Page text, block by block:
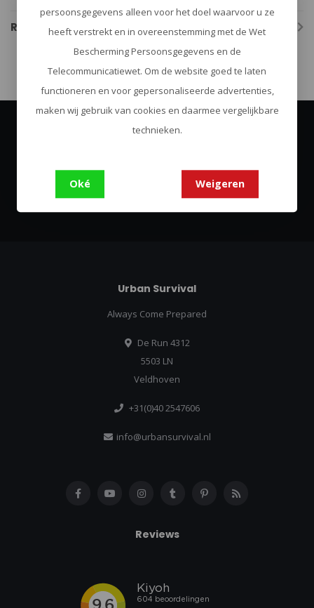
Reviews
Urban Survival
Always Come Prepared
De Run 4312
5503 LN
Veldhoven
+31(0)40 2547606
info@urbansurvival.nl
Reviews
persoonsgegevens alleen voor het doel waarvoor u ze
heeft verstrekt en in overeenstemming met de Wet
Bescherming Persoonsgegevens en de
Telecommunicatiewet. Om de website goed te laten
functioneren en voor gepersonaliseerde advertenties,
maken wij gebruik van cookies en daarmee vergelijkbare
technieken.
Oké Weigeren